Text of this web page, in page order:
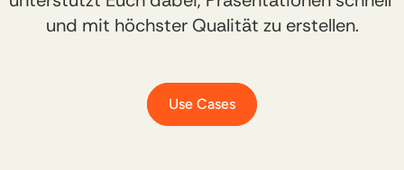
Use Cases
und mit höchster Qualität zu erstellen.